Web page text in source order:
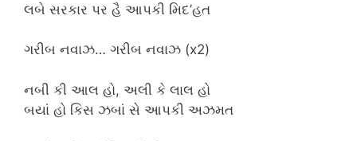
લબે સરકાર પર હૈ આપકી મિદ’હત
ગરીબ નવાઝ… ગરીબ નવાઝ (x2)
નબી કી આલ હો, અલી કે લાલ હો
બયાં હો કિસ ઝબાં સે આપકી અઝમત